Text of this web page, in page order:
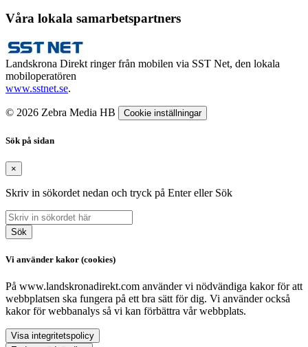
Våra lokala samarbetspartners
Landskrona Direkt ringer från mobilen via SST Net, den lokala
mobiloperatören
www.sstnet.se.
© 2026 Zebra Media HB Cookie inställningar
Sök på sidan
×
Skriv in sökordet nedan och tryck på Enter eller Sök
Sök
Vi använder kakor (cookies)
På www.landskronadirekt.com använder vi nödvändiga kakor för att
webbplatsen ska fungera på ett bra sätt för dig. Vi använder också
kakor för webbanalys så vi kan förbättra vår webbplats.
Visa integritetspolicy